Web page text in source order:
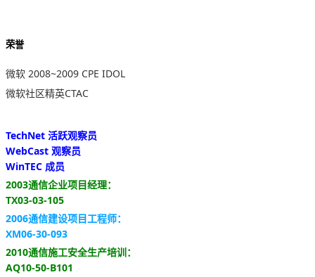
荣誉
微软 2008~2009 CPE IDOL
微软社区精英CTAC
TechNet 活跃观察员
WebCast 观察员
WinTEC 成员
2003通信企业项目经理：
TX03-03-105
2006通信建设项目工程师：
XM06-30-093
2010通信施工安全生产培训：
AQ10-50-B101